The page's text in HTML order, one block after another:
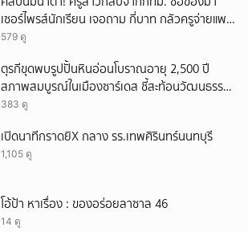
เซอร์ไพรส์นักเรียน เจอถาม กี่บาท กลัวครูจ่ายแพง
w
579 ดู
ตุรกีขุดพบรูปปั้นหินอ่อนโบราณอายุ 2,500 ปี
สภาพสมบูรณ์ในเมืองซาร์เดส ชี้สะท้อนวัฒนธรรม
ลิเดีย
383 ดู
เปิดนาทีกราดยิX กลาง รร.เทพศิรินทร์นนทบุรี
1,105 ดู
โอ้ป้า หาเรื่อง : ของอร่อยลาซาล 46
14 ดู